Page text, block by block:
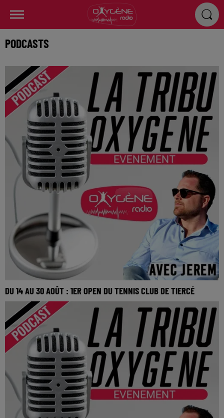
PODCASTS
DU 14 AU 30 AOÛT : 1ER OPEN DU TENNIS CLUB DE TIERCÉ
Du 14 au 30 août : 1er Open du Tennis Club de Tiercé